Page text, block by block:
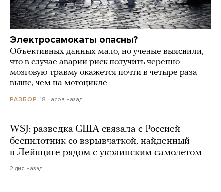
Электросамокаты опасны?
Объективных данных мало, но ученые выяснили,
что в случае аварии риск получить черепно-
мозговую травму окажется почти в четыре раза
выше, чем на мотоцикле
РАЗБОР 18 часов назад
WSJ: разведка США связала с Россией
беспилотник со взрывчаткой, найденный
в Лейпциге рядом с украинским самолетом
2 дня назад